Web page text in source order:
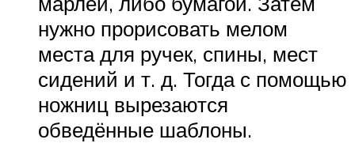
нужно прорисовать мелом
места для ручек, спины, мест
сидений и т. д. Тогда с помощью
ножниц вырезаются
обведённые шаблоны.